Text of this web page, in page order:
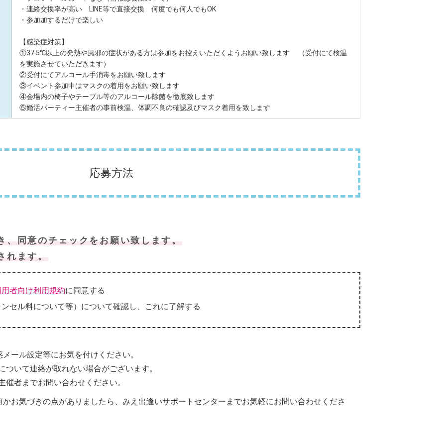
・連絡交換率が高い LINE等で直接交換 何度でも何人でもOK
・参加加するだけで楽しい
【感染症対策】
①37.5℃以上の発熱や風邪の症状がある方は参加をお控えいただくようお願い致します （受付にて検温
を実施させていただきます）
②受付にてアルコール手消毒をお願い致します
③イベント参加中はマスクの着用をお願い致します
④会場内の椅子やテーブル等のアルコール除菌を徹底致します
⑤婚活パーティー主催者の事前検温、体調不良の確認及びマスク着用を致します
応募方法
、同意のチェックをお願い致します。
れます。
者向け利用規約に同意する
セル料について等）について確認し、これに了解する
ール設定等にお気を付けください。
いて連絡が取れない場合がございます。
者までお問い合わせください。
お気づきの点がありましたら、みえ出逢いサポートセンターまでお気軽にお問い合わせくださ